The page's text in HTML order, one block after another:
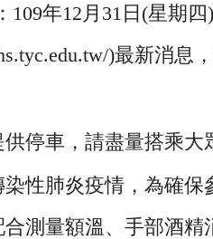
109年12月31日(星期
)最新消息
停車，請盡量搭乘大
染性肺炎疫情，為確
測量額溫、手部酒精